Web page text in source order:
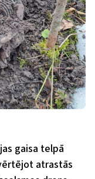
gaisa telpā
atrastās